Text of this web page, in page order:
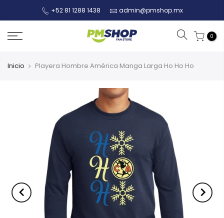
+52 81 1288 1438 admin@pmshop.mx
0
Inicio Playera Hombre América Manga Larga Ho Ho Ho